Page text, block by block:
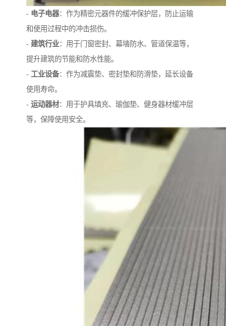
- 电子电器：作为精密元器件的缓冲保护层，防止运输
和使用过程中的冲击损伤。
- 建筑行业：用于门窗密封、幕墙防水、管道保温等，
提升建筑的节能和防水性能。
- 工业设备：作为减震垫、密封垫和防滑垫，延长设备
使用寿命。
- 运动器材：用于护具填充、瑜伽垫、健身器材缓冲层
等，保障使用安全。